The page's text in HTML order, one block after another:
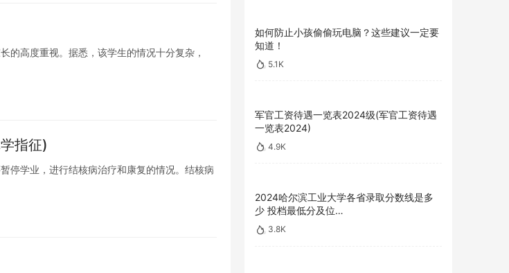
的高度重视。据悉，该学生的情况十分复杂，
指征)
停学业，进行结核病治疗和康复的情况。结核病
如何防止小孩偷偷玩电脑？这些建议一定要
知道！
5.1K
军官工资待遇一览表2024级(军官工资待遇
一览表2024)
4.9K
2024哈尔滨工业大学各省录取分数线是多
少 投档最低分及位…
3.8K